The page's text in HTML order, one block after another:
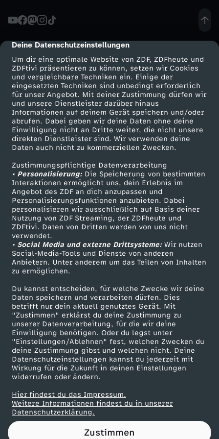
cmp-dialog-description
Deine Datenschutzeinstellungen
Um dir eine optimale Website von ZDF, ZDFheute und
ZDFtivi präsentieren zu können, setzen wir Cookies
und vergleichbare Techniken ein. Einige der
eingesetzten Techniken sind unbedingt erforderlich
für unser Angebot. Mit deiner Zustimmung dürfen wir
und unsere Dienstleister darüber hinaus
Informationen auf deinem Gerät speichern und/oder
abrufen. Dabei geben wir deine Daten ohne deine
Einwilligung nicht an Dritte weiter, die nicht unsere
direkten Dienstleister sind. Wir verwenden deine
Daten auch nicht zu kommerziellen Zwecken.
Zustimmungspflichtige Datenverarbeitung
• Personalisierung:Die Speicherung von bestimmten
Interaktionen ermöglicht uns, dein Erlebnis im
Angebot des ZDF an dich anzupassen und
Personalisierungsfunktionen anzubieten. Dabei
personalisieren wir ausschließlich auf Basis deiner
Nutzung von ZDF Streaming, der ZDFheute und
ZDFtivi. Daten von Dritten werden von uns nicht
verwendet.
• Social Media und externe Drittsysteme:Wir nutzen
Social-Media-Tools und Dienste von anderen
Anbietern. Unter anderem um das Teilen von Inhalten
zu ermöglichen.
Du kannst entscheiden, für welche Zwecke wir deine
Daten speichern und verarbeiten dürfen. Dies
betrifft nur dein aktuell genutztes Gerät. Mit
"Zustimmen" erklärst du deine Zustimmung zu
unserer Datenverarbeitung, für die wir deine
Einwilligung benötigen. Oder du legst unter
"Einstellungen/Ablehnen" fest, welchen Zwecken du
deine Zustimmung gibst und welchen nicht. Deine
Datenschutzeinstellungen kannst du jederzeit mit
Wirkung für die Zukunft in deinen Einstellungen
widerrufen oder ändern.
Hier findest du das Impressum.
Weitere Informationen findest du in unserer
Datenschutzerklärung.
Zustimmen
N
I
N
T
R
O
S
E
R
R
A
T
E
N
-
E
r
k
Mehr ZDF
ZDF-Apps
Smart TV
ZDFtext
Livestreams
Sendungen A-Z
TV-Programm
Service
ZDFmitreden
Kontakt zum ZDF
Tickets
Zuschauerservice
Hilfe
ZDF Unternehmen
Karriere
ZDF goes Schule
Werbefernsehen
Mainzelmännchen
Partner